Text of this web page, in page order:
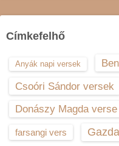
Címkefelhő
Anyák napi versek
Csoóri Sándor versek
Donászy Magda verse
farsangi vers